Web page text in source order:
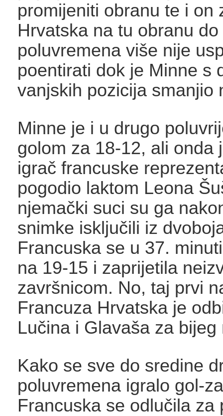
promijeniti obranu te i on
Hrvatska na tu obranu do
poluvremena više nije
poentirati dok je Minne s
vanjskih pozicija smanjio
Minne je i u drugo
golom za 18-12, ali onda
igrač francuske
pogodio laktom Leona
njemački suci su ga
snimke isključili iz
Francuska se u 37.
na 19-15 i zaprijetila
završnicom. No, taj prvi
Francuza Hrvatska je
Lučina i Glavaša za bijeg
Kako se sve do sredine
poluvremena igralo gol-
Francuska se odlučila za